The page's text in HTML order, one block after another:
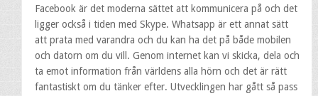
Facebook är det moderna sättet att kommunicera på och det
ligger också i tiden med Skype. Whatsapp är ett annat sätt
att prata med varandra och du kan ha det på både mobilen
och datorn om du vill. Genom internet kan vi skicka, dela och
ta emot information från världens alla hörn och det är rätt
fantastiskt om du tänker efter. Utvecklingen har gått så pass